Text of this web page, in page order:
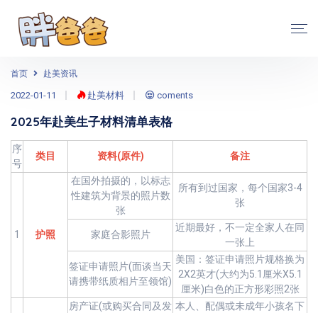
首页 赴美资讯
2022-01-11 赴美材料 coments
2025年赴美生子材料清单表格
序
号
类目 资料(原件) 备注
1 护照
在国外拍摄的，以标志
性建筑为背景的照片数
张
所有到过国家，每个国家3-4
张
家庭合影照片
近期最好，不一定全家人在同
一张上
签证申请照片(面谈当天
请携带纸质相片至领馆)
美国：签证申请照片规格换为
2X2英才(大约为5.1厘米X5.1
厘米)白色的正方形彩照2张
房产证(或购买合同及发 本人、配偶或未成年小孩名下